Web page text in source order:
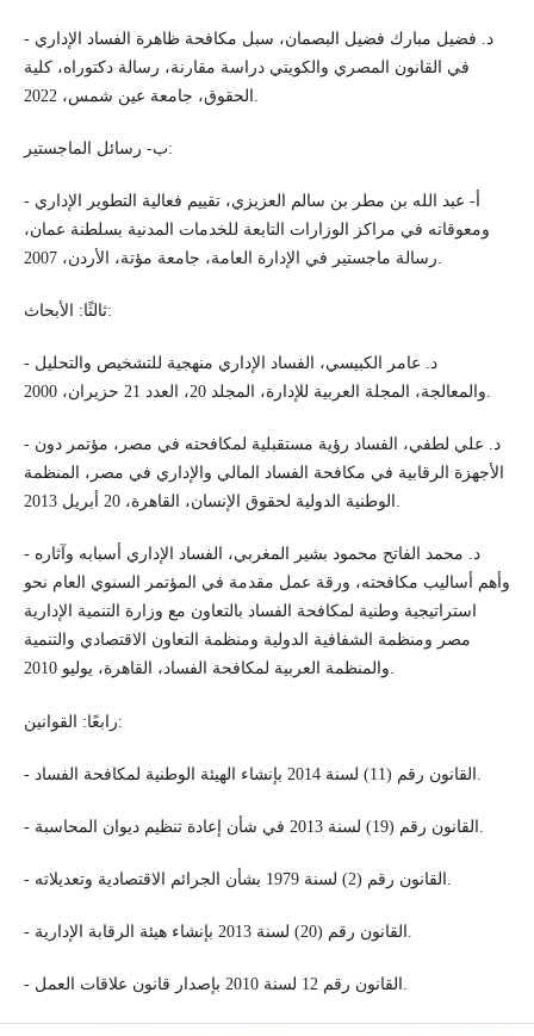
- د. فضيل مبارك فضيل البصمان، سبل مكافحة ظاهرة الفساد الإداري
في القانون المصري والكويتي دراسة مقارنة، رسالة دكتوراه، كلية
الحقوق، جامعة عين شمس، 2022.
ب- رسائل الماجستير:
- أ- عبد الله بن مطر بن سالم العزيزي، تقييم فعالية التطوير الإداري
ومعوقاته في مراكز الوزارات التابعة للخدمات المدنية بسلطنة عمان،
رسالة ماجستير في الإدارة العامة، جامعة مؤتة، الأردن، 2007.
ثالثًا: الأبحاث:
- د. عامر الكبيسي، الفساد الإداري منهجية للتشخيص والتحليل
والمعالجة، المجلة العربية للإدارة، المجلد 20، العدد 21 حزيران، 2000.
- د. علي لطفي، الفساد رؤية مستقبلية لمكافحته في مصر، مؤتمر دون
الأجهزة الرقابية في مكافحة الفساد المالي والإداري في مصر، المنظمة
الوطنية الدولية لحقوق الإنسان، القاهرة، 20 أبريل 2013.
- د. محمد الفاتح محمود بشير المغربي، الفساد الإداري أسبابه وآثاره
وأهم أساليب مكافحته، ورقة عمل مقدمة في المؤتمر السنوي العام نحو
استراتيجية وطنية لمكافحة الفساد بالتعاون مع وزارة التنمية الإدارية
مصر ومنظمة الشفافية الدولية ومنظمة التعاون الاقتصادي والتنمية
والمنظمة العربية لمكافحة الفساد، القاهرة، يوليو 2010.
رابعًا: القوانين: